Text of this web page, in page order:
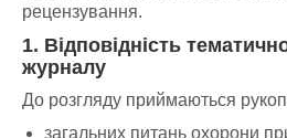
рецензування.
1. Відповідність
журналу
До розгляду приймаються
загальних питань охорони